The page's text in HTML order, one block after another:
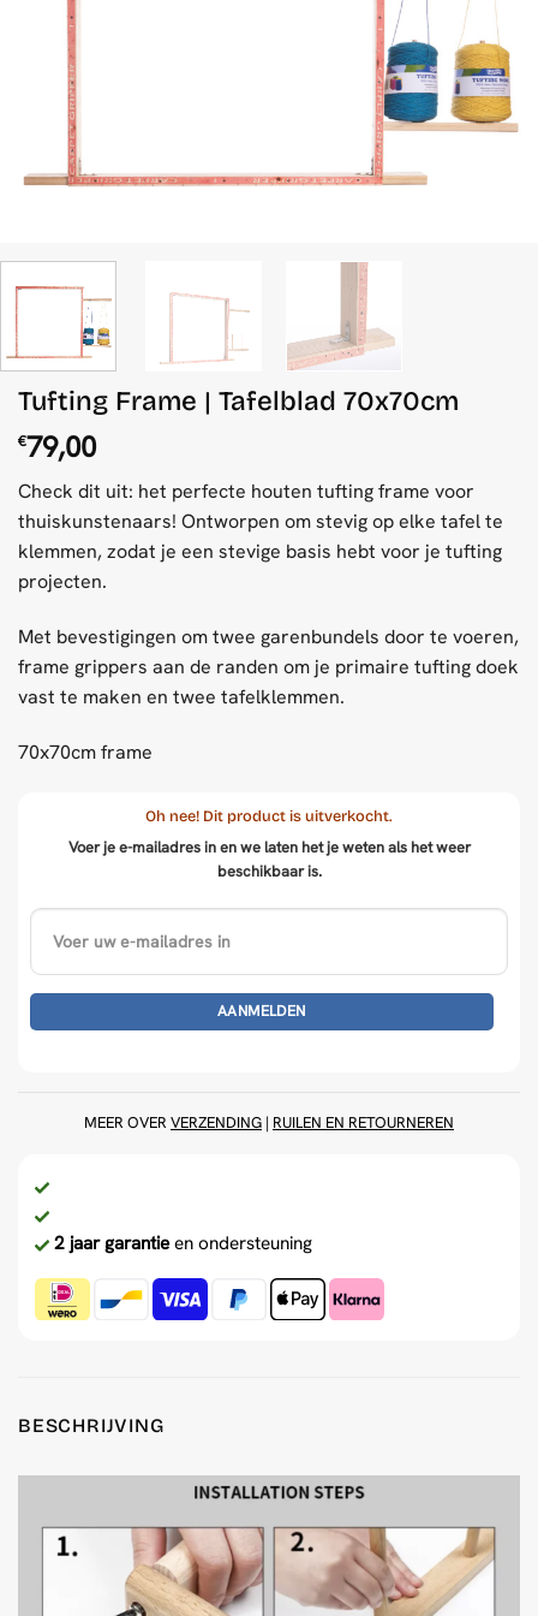
Tufting Frame | Tafelblad 70x70cm
€79,00
Check dit uit: het perfecte houten tufting frame voor
thuiskunstenaars! Ontworpen om stevig op elke tafel te
klemmen, zodat je een stevige basis hebt voor je tufting
projecten.
Met bevestigingen om twee garenbundels door te voeren,
frame grippers aan de randen om je primaire tufting doek
vast te maken en twee tafelklemmen.
70x70cm frame
Oh nee! Dit product is uitverkocht.
Voer je e-mailadres in en we laten het je weten als het weer
beschikbaar is.
MEER OVER VERZENDING | RUILEN EN RETOURNEREN
2 jaar garantieen ondersteuning
BESCHRIJVING